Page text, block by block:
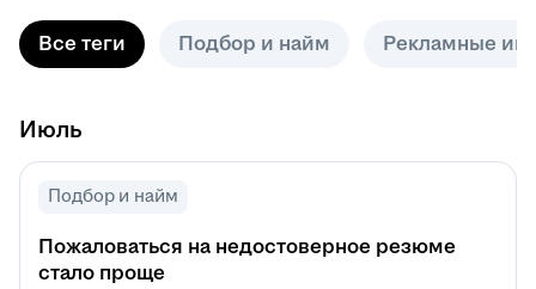
Все теги Подбор и найм Рекламные
Июль
Подбор и найм
Пожаловаться на недостоверное резюме
стало проще